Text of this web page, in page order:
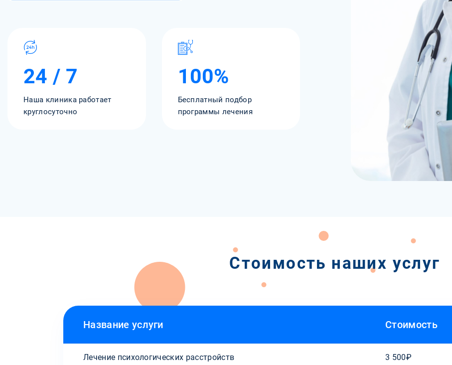
24 / 7
Наша клиника работает
круглосуточно
100%
Бесплатный подбор
программы лечения
Стоимость наших услуг
Название услуги Стоимость
Лечение психологических расстройств 3 500₽